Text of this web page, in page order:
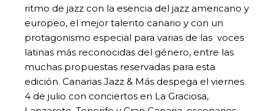
ritmo de jazz con la esencia del jazz americano y
europeo, el mejor talento canario y con un
protagonismo especial para varias de las voces
latinas más reconocidas del género, entre las
muchas propuestas reservadas para esta
edición. Canarias Jazz & Más despega el viernes
4 de julio con conciertos en La Graciosa,